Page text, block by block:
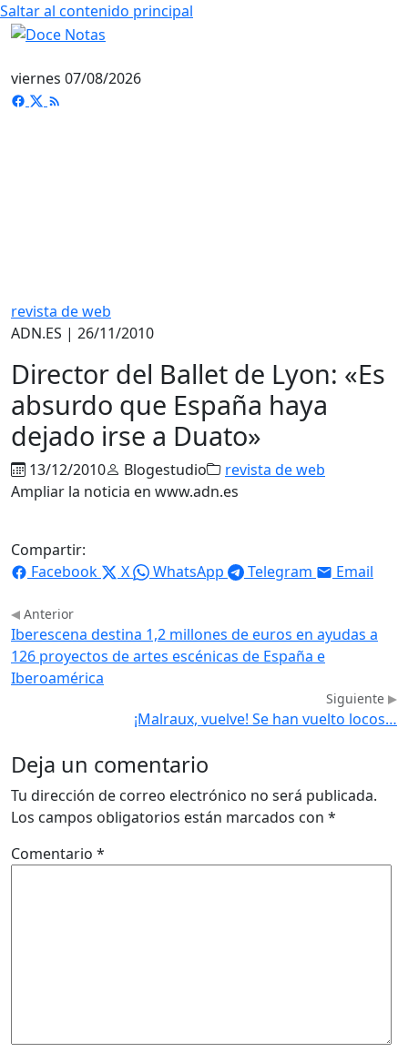
Saltar al contenido principal
viernes 07/08/2026
revista de web
ADN.ES | 26/11/2010
Director del Ballet de Lyon: «Es
absurdo que España haya
dejado irse a Duato»
13/12/2010 Blogestudio
revista de web
Ampliar la noticia en www.adn.es
Compartir:
Facebook
X WhatsApp Telegram Email
Anterior
Iberescena destina 1,2 millones de euros en ayudas a
126 proyectos de artes escénicas de España e
Iberoamérica
Siguiente
¡Malraux, vuelve! Se han vuelto locos…
Deja un comentario
Tu dirección de correo electrónico no será publicada.
Los campos obligatorios están marcados con *
Comentario *